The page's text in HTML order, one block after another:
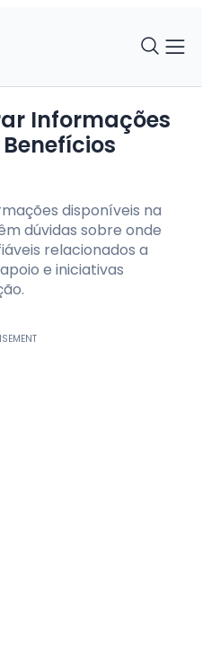
Informações
disponíveis na
dúvidas sobre onde
relacionados a
e iniciativas